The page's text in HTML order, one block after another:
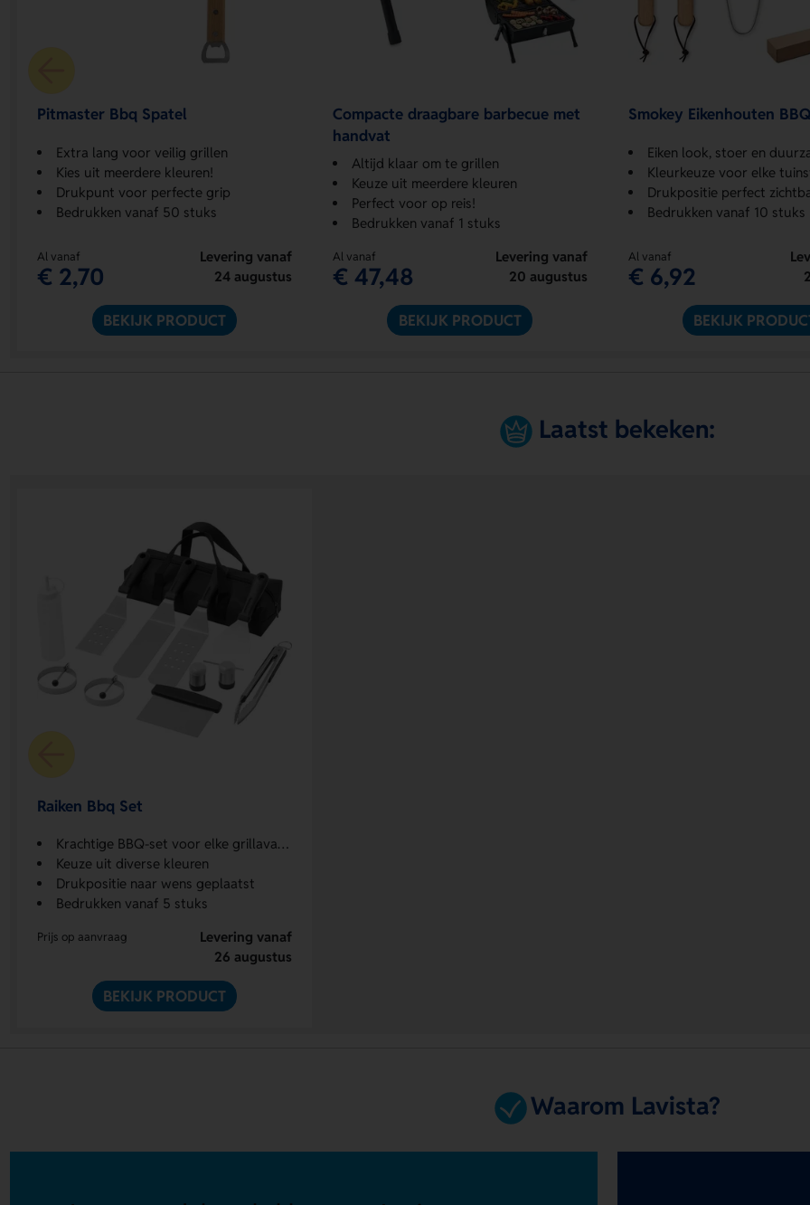
Pitmaster Bbq Spatel
Extra lang voor veilig grillen
Kies uit meerdere kleuren!
Drukpunt voor perfecte grip
Bedrukken vanaf 50 stuks
Al vanaf
€ 2,70
Levering vanaf
24 augustus
BEKIJK PRODUCT
Compacte draagbare barbecue met
handvat
Altijd klaar om te grillen
Keuze uit meerdere kleuren
Perfect voor op reis!
Bedrukken vanaf 1 stuks
Al vanaf
€ 47,48
Levering vanaf
20 augustus
BEKIJK PRODUCT
Smokey Eikenhouten
Eiken look, stoer en
Kleurkeuze voor elke
Drukpositie perfect
Bedrukken vanaf 10 stuks
Al vanaf
€ 6,92
BEKIJK
Laatst bekeken:
Raiken Bbq Set
Krachtige BBQ-set voor elke grillavaardigheid
Keuze uit diverse kleuren
Drukpositie naar wens geplaatst
Bedrukken vanaf 5 stuks
Prijs op aanvraag
Levering vanaf
26 augustus
BEKIJK PRODUCT
Waarom Lavista?